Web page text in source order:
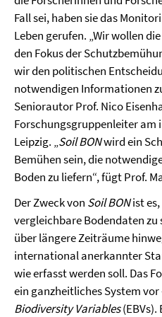
Fall sei, haben sie das
Leben gerufen. „Wir wollen
den Fokus der
wir den politischen
notwendigen Informationen
Seniorautor Prof. Nico
Forschungsgruppenleiter am
Leipzig. „Soil BONwird ein
Bemühen sein, die
Boden zu liefern“, fügt Prof.
Der Zweck von Soil BONist es,
vergleichbare Bodendaten
über längere Zeiträume
international anerkannter
wie erfasst werden soll. Das
ein ganzheitliches System
Biodiversity Variables(EBVs).